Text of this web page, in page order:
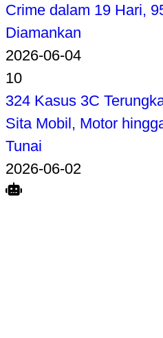
Crime dalam 19 Hari,
Diamankan
2026-06-04
10
324 Kasus 3C
Sita Mobil, Motor
Tunai
2026-06-02